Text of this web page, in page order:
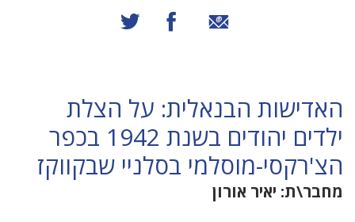
שיתוף באמצעות אימייל
שיתוף בפייסבוק
האדישות הבנאלית: על הצלת
ילדים יהודים בשנת 1942 בכפר
הצ'רקסי-מוסלמי בסלניי שבקווקז
מחבר\ת: יאיר אורון